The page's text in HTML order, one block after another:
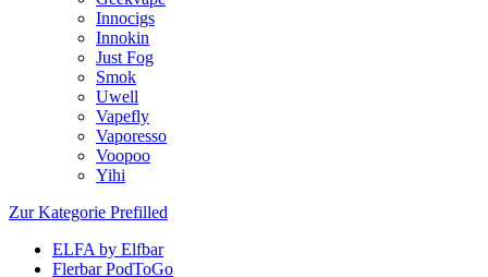
Innocigs
Innokin
Just Fog
Smok
Uwell
Vapefly
Vaporesso
Voopoo
Yihi
Zur Kategorie Prefilled
ELFA by Elfbar
Flerbar PodToGo